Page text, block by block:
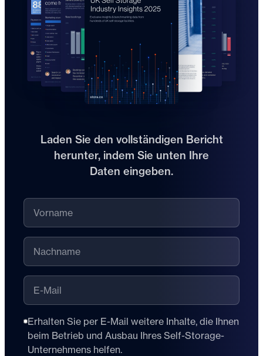
Laden Sie den vollständigen Bericht
herunter, indem Sie unten Ihre
Daten eingeben.
Vorname
Nachname
E-Mail
Erhalten Sie per E-Mail weitere Inhalte, die Ihnen
beim Betrieb und Ausbau Ihres Self-Storage-
Unternehmens helfen.